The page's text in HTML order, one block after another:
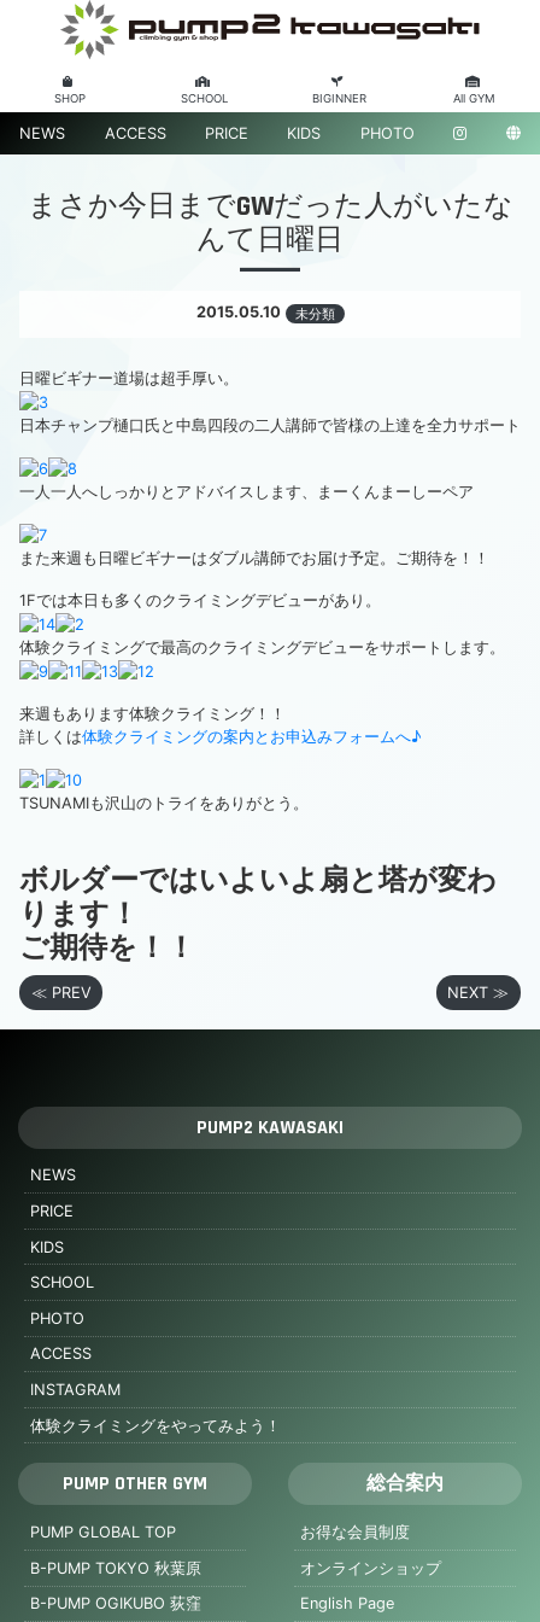
SHOP SCHOOL BIGINNER All GYM
NEWS ACCESS PRICE KIDS PHOTO
まさか今日までGWだった人がいたな
んて日曜日
2015.05.10 未分類
日曜ビギナー道場は超手厚い。
日本チャンプ樋口氏と中島四段の二人講師で皆様の上達を全力サポート
一人一人へしっかりとアドバイスします、まーくんまーしーペア
また来週も日曜ビギナーはダブル講師でお届け予定。ご期待を！！
1Fでは本日も多くのクライミングデビューがあり。
体験クライミングで最高のクライミングデビューをサポートします。
来週もあります体験クライミング！！
詳しくは体験クライミングの案内とお申込みフォームへ♪
TSUNAMIも沢山のトライをありがとう。
ボルダーではいよいよ扇と塔が変わ
ります！
ご期待を！！
≪ PREV NEXT ≫
PUMP2 KAWASAKI
NEWS
PRICE
KIDS
SCHOOL
PHOTO
ACCESS
INSTAGRAM
体験クライミングをやってみよう！
PUMP OTHER GYM
PUMP GLOBAL TOP
B-PUMP TOKYO 秋葉原
B-PUMP OGIKUBO 荻窪
総合案内
お得な会員制度
オンラインショップ
English Page